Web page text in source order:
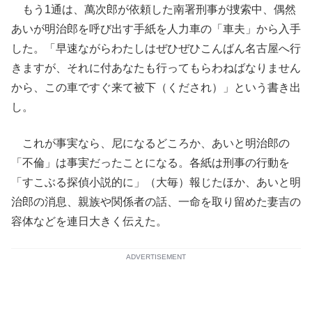
もう1通は、萬次郎が依頼した南署刑事が捜索中、偶然
あいが明治郎を呼び出す手紙を人力車の「車夫」から入手
した。「早速ながらわたしはぜひぜひこんばん名古屋へ行
きますが、それに付あなたも行ってもらわねばなりません
から、この車ですぐ来て被下（くだされ）」という書き出
し。
これが事実なら、尼になるどころか、あいと明治郎の
「不倫」は事実だったことになる。各紙は刑事の行動を
「すこぶる探偵小説的に」（大毎）報じたほか、あいと明
治郎の消息、親族や関係者の話、一命を取り留めた妻吉の
容体などを連日大きく伝えた。
ADVERTISEMENT